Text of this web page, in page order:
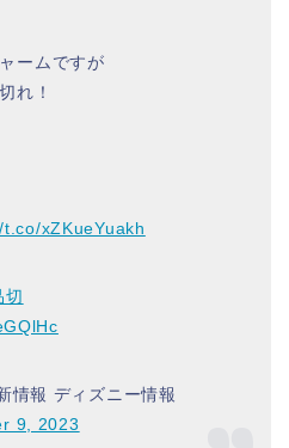
ームですが
れ！
xZKueYuakh
切
情報 ディズニー情報
9, 2023